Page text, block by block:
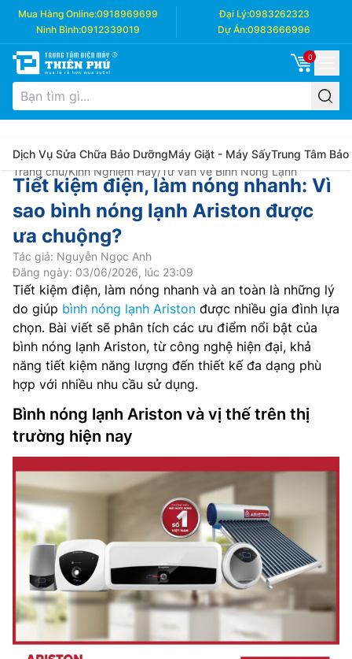
Mua Hàng Online:0918969699 Đại Lý:0983262323
Ninh Bình:0912339019 Dự Án:0983666996
0
Dịch Vụ Sửa Chữa Bảo DưỡngMáy Giặt - Máy SấyTrung Tâm Bảo
Trang chủ/Kinh Nghiệm Hay/Tư vấn về Bình Nóng Lạnh
Tiết kiệm điện, làm nóng nhanh: Vì
sao bình nóng lạnh Ariston được
ưa chuộng?
Tác giả: Nguyễn Ngọc Anh
Đăng ngày: 03/06/2026, lúc 23:09
Tiết kiệm điện, làm nóng nhanh và an toàn là những lý
do giúp bình nóng lạnh Ariston được nhiều gia đình lựa
chọn. Bài viết sẽ phân tích các ưu điểm nổi bật của
bình nóng lạnh Ariston, từ công nghệ hiện đại, khả
năng tiết kiệm năng lượng đến thiết kế đa dạng phù
hợp với nhiều nhu cầu sử dụng.
Bình nóng lạnh Ariston và vị thế trên thị
trường hiện nay